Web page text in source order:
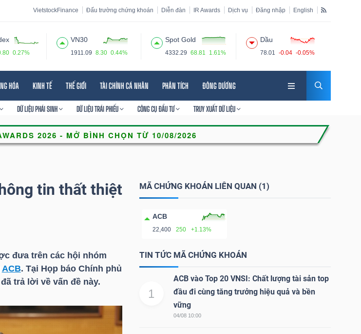
VietstockFinance Đấu trường chứng khoán Diễn đàn IR Awards Dịch vụ Đăng nhập English
0.27%
VN30
1911.09 8.30 0.44%
Spot Gold
4332.29 68.81 1.61%
Dầu
78.01 -0.04 -0.05%
HÓA KINH TẾ THẾ GIỚI TÀI CHÍNH CÁ NHÂN PHÂN TÍCH ĐÔNG DƯƠNG
DỮ LIỆU PHÁI SINH DỮ LIỆU TRÁI PHIẾU CÔNG CỤ ĐẦU TƯ TRUY XUẤT DỮ LIỆU
tin thất thiệt
đưa trên các hội nhóm
ACB. Tại Họp báo Chính phủ
trả lời về vấn đề này.
MÃ CHỨNG KHOÁN LIÊN QUAN (1)
ACB
22,400 250 +1.13%
TIN TỨC MÃ CHỨNG KHOÁN
1
ACB vào Top 20 VNSI: Chất lượng tài sản top
đầu đi cùng tăng trưởng hiệu quả và bền
vững
04/08 10:00